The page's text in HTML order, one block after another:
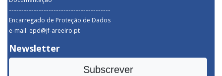
-----------------------------------------
Encarregado de Proteção de Dados
e-mail: epd@jf-areeiro.pt
Newsletter
Subscrever